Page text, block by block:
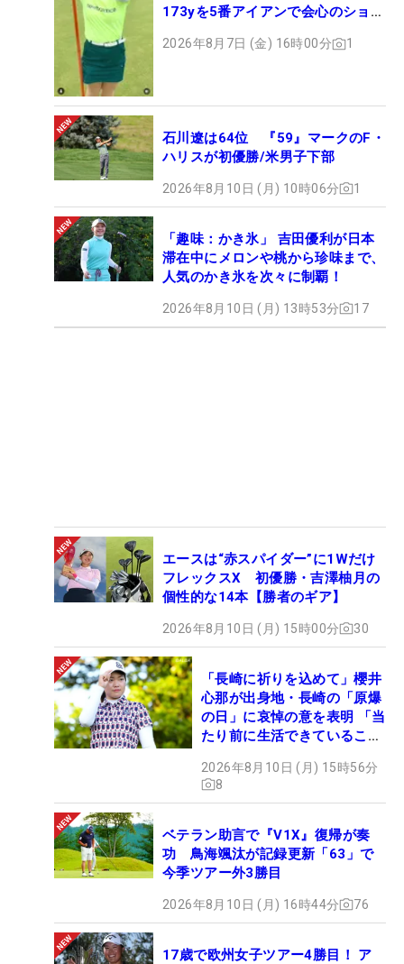
173yを5番アイアンで会心のショッ
2026年8月7日 (金) 16時00分 1
石川遼は64位 『59』マークのF・
ハリスが初優勝/米男子下部
2026年8月10日 (月) 10時06分 1
「趣味：かき氷」 吉田優利が日本
滞在中にメロンや桃から珍味まで、
人気のかき氷を次々に制覇！
2026年8月10日 (月) 13時53分 17
エースは“赤スパイダー”に1Wだけ
フレックスX 初優勝・吉澤柚月の
個性的な14本【勝者のギア】
2026年8月10日 (月) 15時00分 30
「長崎に祈りを込めて」櫻井
心那が出身地・長崎の「原爆
の日」に哀悼の意を表明 「当
たり前に生活できていること
2026年8月10日 (月) 15時56分
8
ベテラン助言で『V1X』復帰が奏
功 鳥海颯汰が記録更新「63」で
今季ツアー外3勝目
2026年8月10日 (月) 16時44分 76
17歳で欧州女子ツアー4勝目！ ア